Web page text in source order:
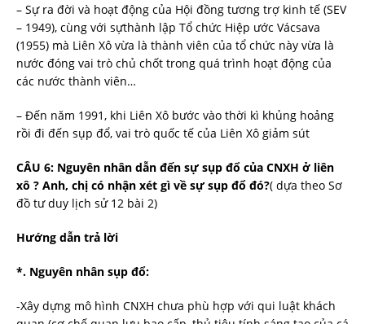
– Sự ra đời và hoạt động của Hội đồng tương trợ kinh tế (SEV
– 1949), cùng với sựthành lập Tổ chức Hiệp ước Vácsava
(1955) mà Liên Xô vừa là thành viên của tổ chức này vừa là
nước đóng vai trò chủ chốt trong quá trình hoạt động của
các nước thành viên…
– Đến năm 1991, khi Liên Xô bước vào thời kì khủng hoảng
rồi đi đến sụp đổ, vai trò quốc tế của Liên Xô giảm sút
CÂU 6: Nguyên nhân dẫn đến sự sụp đổ của CNXH ở liên
xô ? Anh, chị có nhận xét gì về sự sụp đổ đó?( dựa theo Sơ
đồ tư duy lịch sử 12 bài 2)
Hướng dẫn trả lời
*. Nguyên nhân sụp đổ:
-Xây dựng mô hình CNXH chưa phù hợp với qui luật khách